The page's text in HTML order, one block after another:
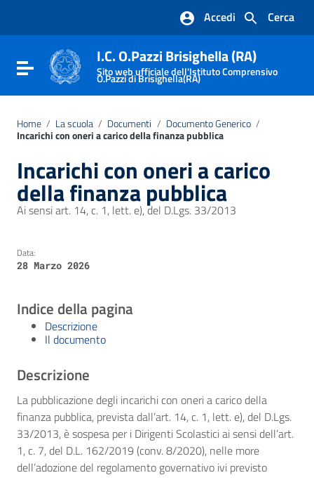
Vai al footer
Cerca
Accedi
Attiva / disattiva la navigazione
I.C. O.Pazzi Brisighella (RA)
Sito web ufficiale dell'Istituto Comprensivo
O.Pazzi di Brisighella(RA)
Home / La scuola / Documenti / Documento Generico /
Incarichi con oneri a carico della finanza pubblica
Incarichi con oneri a carico
della finanza pubblica
Ai sensi art. 14, c. 1, lett. e), del D.Lgs. 33/2013
Data:
28 Marzo 2026
Indice della pagina
Descrizione
Il documento
Descrizione
La pubblicazione degli incarichi con oneri a carico della
finanza pubblica, prevista dall’art. 14, c. 1, lett. e), del D.Lgs.
33/2013, è sospesa per i Dirigenti Scolastici ai sensi dell’art.
1, c. 7, del D.L. 162/2019 (conv. 8/2020), nelle more
dell’adozione del regolamento governativo ivi previsto